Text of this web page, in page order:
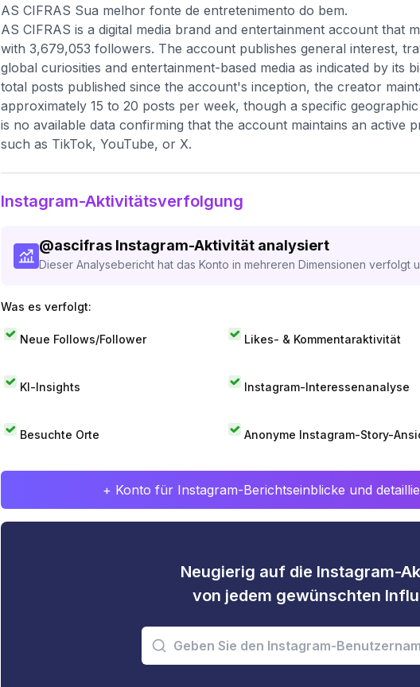
AS CIFRAS Sua melhor fonte de entretenimento do bem.
AS CIFRAS is a digital media brand and entertainment account that
with 3,679,053 followers. The account publishes general interest,
global curiosities and entertainment-based media as indicated by its
total posts published since the account's inception, the creator
approximately 15 to 20 posts per week, though a specific
is no available data confirming that the account maintains an active
such as TikTok, YouTube, or X.
Instagram-Aktivitätsverfolgung
@ascifras Instagram-Aktivität analysiert
Dieser Analysebericht hat das Konto in mehreren Dimensionen verfolgt
Was es verfolgt:
Neue Follows/Follower Likes- & Kommentaraktivität
KI-Insights Instagram-Interessenanalyse
Besuchte Orte Anonyme Instagram-Story-
+ Konto für Instagram-Berichtseinblicke und
Neugierig auf die Instagram-
von jedem gewünschten